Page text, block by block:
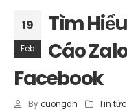
19
Feb
Tìm
Cáo
Facebook
By cuongdh Tin tức